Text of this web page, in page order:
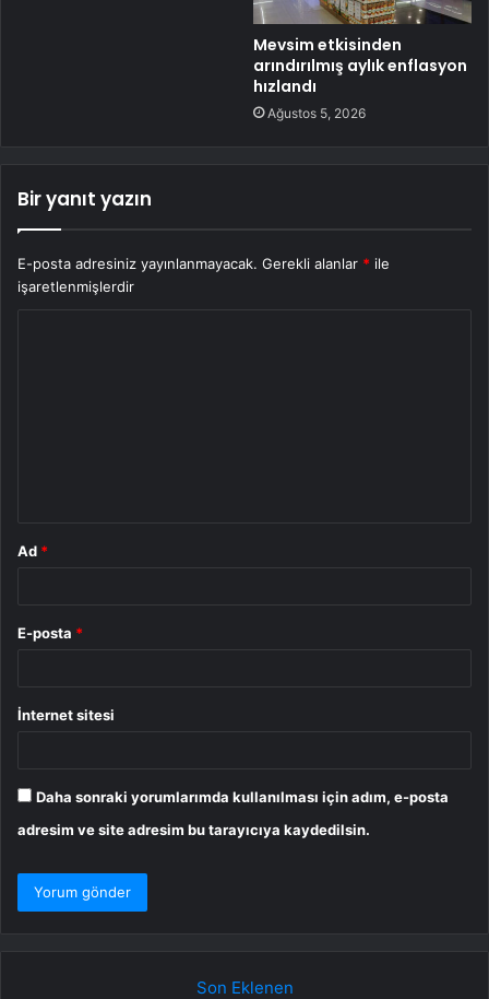
Mevsim etkisinden
arındırılmış aylık enflasyon
hızlandı
Ağustos 5, 2026
Bir yanıt yazın
E-posta adresiniz yayınlanmayacak. Gerekli alanlar * ile
işaretlenmişlerdir
Ad *
E-posta *
İnternet sitesi
Daha sonraki yorumlarımda kullanılması için adım, e-posta
adresim ve site adresim bu tarayıcıya kaydedilsin.
Son Eklenen